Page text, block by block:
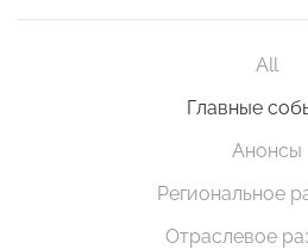
All
Главные
Анонсы
Региональное
Отраслевое